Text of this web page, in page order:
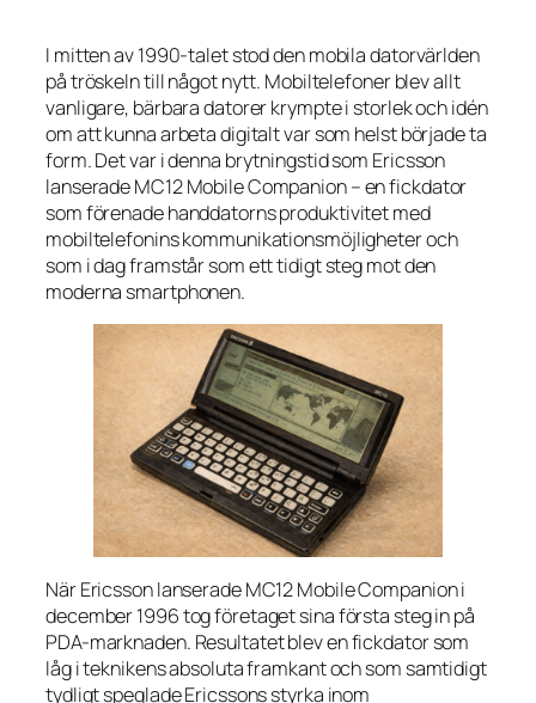
I mitten av 1990-talet stod den mobila datorvärlden
på tröskeln till något nytt. Mobiltelefoner blev allt
vanligare, bärbara datorer krympte i storlek och idén
om att kunna arbeta digitalt var som helst började ta
form. Det var i denna brytningstid som Ericsson
lanserade MC12 Mobile Companion – en fickdator
som förenade handdatorns produktivitet med
mobiltelefonins kommunikationsmöjligheter och
som i dag framstår som ett tidigt steg mot den
moderna smartphonen.
När Ericsson lanserade MC12 Mobile Companion i
december 1996 tog företaget sina första steg in på
PDA-marknaden. Resultatet blev en fickdator som
låg i teknikens absoluta framkant och som samtidigt
tydligt speglade Ericssons styrka inom